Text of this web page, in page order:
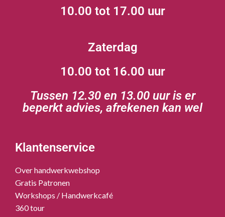
10.00 tot 17.00 uur
Zaterdag
10.00 tot 16.00 uur
Tussen 12.30 en 13.00 uur is er
beperkt advies, afrekenen kan wel
Klantenservice
Over handwerkwebshop
Gratis Patronen
Workshops / Handwerkcafé
360 tour